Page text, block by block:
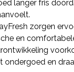
langer fris
zorgen
en
en